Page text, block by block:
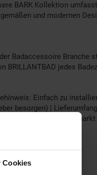
Cookies
BARK Kollektion
und modernen
Badaccessoire Branche
BRILLANTBAD jedes
Einfach zu
besorgen) |
bestellen oder im